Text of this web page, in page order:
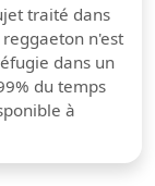
traité dans
n'est
dans un
du temps
à